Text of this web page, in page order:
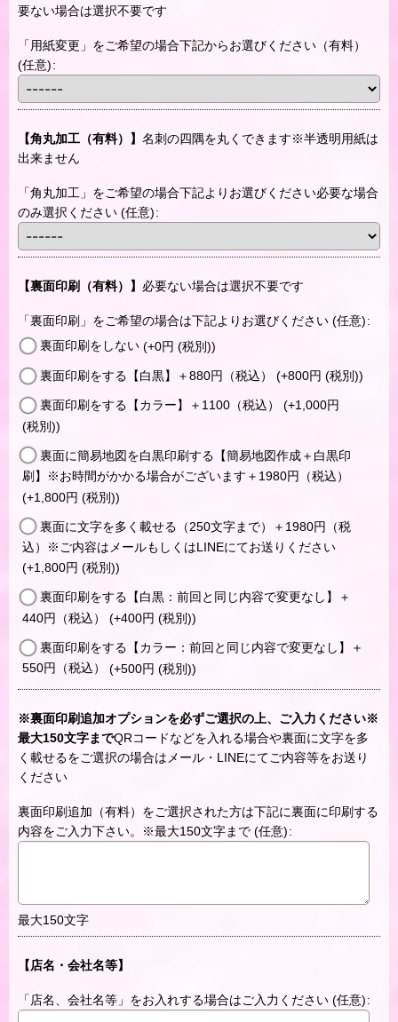
要ない場合は選択不要です
「用紙変更」をご希望の場合下記からお選びください（有料）
(任意):
【角丸加工（有料）】 名刺の四隅を丸くできます※半透明用紙は
出来ません
「角丸加工」をご希望の場合下記よりお選びください必要な場合
のみ選択ください (任意):
【裏面印刷（有料）】 必要ない場合は選択不要です
「裏面印刷」をご希望の場合は下記よりお選びください (任意):
裏面印刷をしない (+0円 (税別))
裏面印刷をする【白黒】＋880円（税込） (+800円 (税別))
裏面印刷をする【カラー】＋1100（税込） (+1,000円
(税別))
裏面に簡易地図を白黒印刷する【簡易地図作成＋白黒印
刷】※お時間がかかる場合がございます＋1980円（税込）
(+1,800円 (税別))
裏面に文字を多く載せる（250文字まで）＋1980円（税
込）※ご内容はメールもしくはLINEにてお送りください
(+1,800円 (税別))
裏面印刷をする【白黒：前回と同じ内容で変更なし】＋
440円（税込） (+400円 (税別))
裏面印刷をする【カラー：前回と同じ内容で変更なし】＋
550円（税込） (+500円 (税別))
※裏面印刷追加オプションを必ずご選択の上、ご入力ください※
最大150文字までQRコードなどを入れる場合や裏面に文字を多
く載せるをご選択の場合はメール・LINEにてご内容等をお送り
ください
裏面印刷追加（有料）をご選択された方は下記に裏面に印刷する
内容をご入力下さい。※最大150文字まで (任意):
最大150文字
【店名・会社名等】
「店名、会社名等」をお入れする場合はご入力ください (任意):